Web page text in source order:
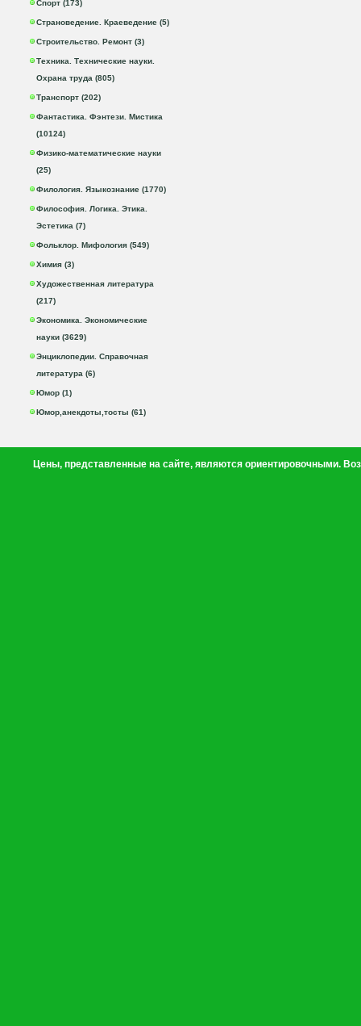
Спорт (173)
Страноведение. Краеведение (5)
Строительство. Ремонт (3)
Техника. Технические науки.
Охрана труда (805)
Транспорт (202)
Фантастика. Фэнтези. Мистика
(10124)
Физико-математические науки
(25)
Филология. Языкознание (1770)
Философия. Логика. Этика.
Эстетика (7)
Фольклор. Мифология (549)
Химия (3)
Художественная литература
(217)
Экономика. Экономические
науки (3629)
Энциклопедии. Справочная
литература (6)
Юмор (1)
Юмор,анекдоты,тосты (61)
Цены, представленные на сайте, являются ориентировочными.